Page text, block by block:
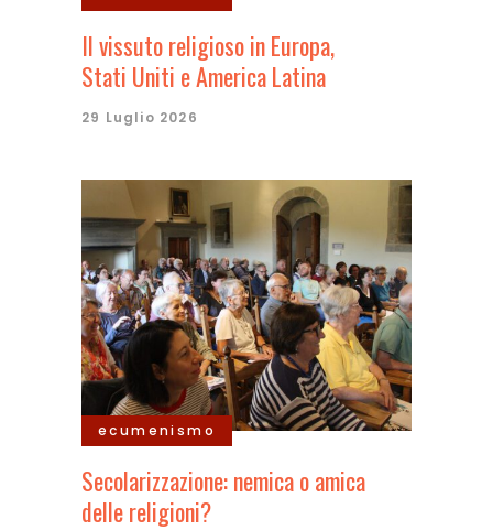
Il vissuto religioso in Europa,
Stati Uniti e America Latina
29 Luglio 2026
ecumenismo
Secolarizzazione: nemica o amica
delle religioni?